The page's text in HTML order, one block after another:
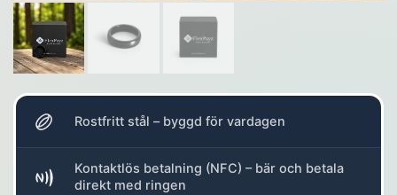
Rostfritt stål – byggd för vardagen
Kontaktlös betalning (NFC) – bär och betala
direkt med ringen